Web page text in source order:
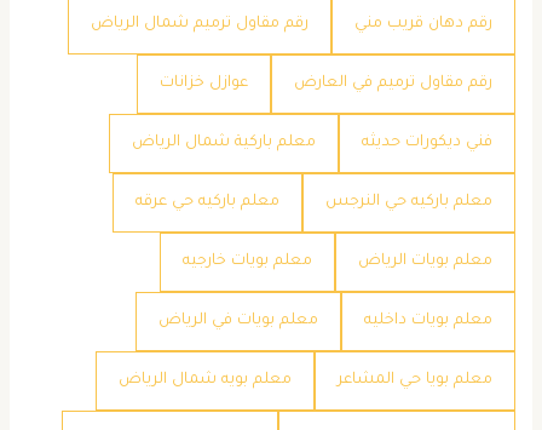
رقم دهان قريب مني رقم مقاول ترميم شمال الرياض
رقم مقاول ترميم في العارض عوازل خزانات
فني ديكورات حديثه معلم باركية شمال الرياض
معلم باركيه حي النرجس معلم باركيه حي عرقه
معلم بويات الرياض معلم بويات خارجيه
معلم بويات داخليه معلم بويات في الرياض
معلم بويا حي المشاعر معلم بويه شمال الرياض